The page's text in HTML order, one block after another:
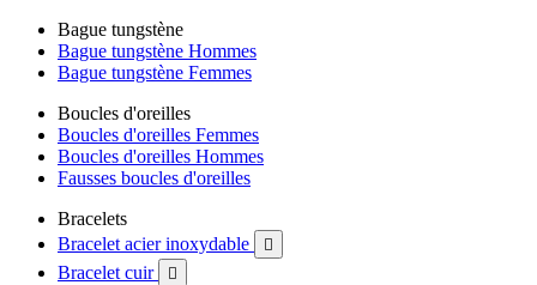
Bague tungstène
Bague tungstène Hommes
Bague tungstène Femmes
Boucles d'oreilles
Boucles d'oreilles Femmes
Boucles d'oreilles Hommes
Fausses boucles d'oreilles
Bracelets
Bracelet acier inoxydable

Bracelet cuir 